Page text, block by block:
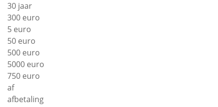
30 jaar
300 euro
5 euro
50 euro
500 euro
5000 euro
750 euro
af
afbetaling